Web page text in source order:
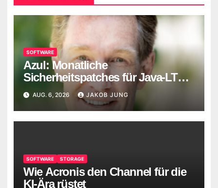
SOFTWARE
Azul: Monatliche
Sicherheitspatches für Java-LTS-
Versionen
AUG. 6, 2026 JAKOB JUNG
SOFTWARE STORAGE
Wie Acronis den Channel für die
KI-Ära rüstet